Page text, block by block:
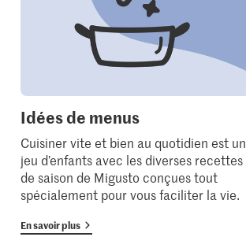
Idées de menus
Cuisiner vite et bien au quotidien est un
jeu d’enfants avec les diverses recettes
de saison de Migusto conçues tout
spécialement pour vous faciliter la vie.
En savoir plus